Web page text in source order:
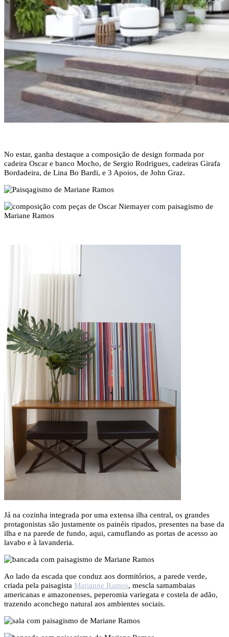
No estar, ganha destaque a composição de design formada por
cadeira Oscar e banco Mocho, de Sergio Rodrigues, cadeiras Girafa
Bordadeira, de Lina Bo Bardi, e 3 Apoios, de John Graz.
Já na cozinha integrada por uma extensa ilha central, os grandes
protagonistas são justamente os painéis ripados, presentes na base da
ilha e na parede de fundo, aqui, camuflando as portas de acesso ao
lavabo e à lavanderia.
Ao lado da escada que conduz aos dormitórios, a parede verde,
criada pela paisagista Marianne Ramos, mescla samambaias
americanas e amazonenses, peperomia variegata e costela de adão,
trazendo aconchego natural aos ambientes sociais.